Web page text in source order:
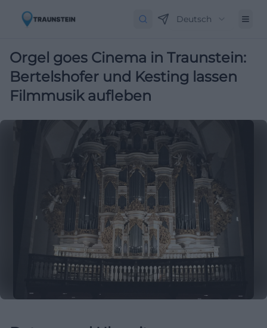
Deutsch
Orgel goes Cinema in Traunstein:
Bertelshofer und Kesting lassen
Filmmusik aufleben